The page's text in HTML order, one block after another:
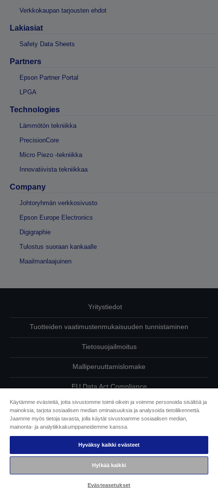
Verkkokaupan tarjousten ehdot
Lakiasiat
Safety Data Sheets
Partners
Epson Partner Portal
LPGA
Technologies
Lämmötön tekniikka
PrecisionCore
Micro Piezo -tekniikka
Innovatiivista tekniikkaa
Company
Johtoryhmän verkkosivusto
Epson Europe Electronics
Digigraphie
Tulostus suoraan kankaalle
Maailmanlaajuinen
Yritystiedot
Tuotteiden vaatimustenmukaisuuden tunnistaminen
Tietosuojailmoitus
Malliperuuttamislomake
EU Data Act Compliance
Ota meihin yhteyttä omista tiedoistasi
Tietoa evästeistä
Epson on sitoutunut saavutettavuuteen
Copyright © 2026 Seiko Epson
Käytämme evästeitä, jotta sivustomme toimii oikein ja voimme personoida sisältöä ja
mainoksia, tarjota sosiaalisen median ominaisuuksia ja analysoida tietoliikennettä.
Jaamme myös tietoja tavasta, jolla käytät sivustoamme sosiaalisen median,
mainonta- ja analytiikkakumppaneidemme kanssa.
Hyväksy kaikki evästeet
Hylkää kaikki
Evästeasetukset